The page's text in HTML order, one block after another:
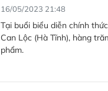
16/05/2023 21:48
Tại buổi biểu diễn chính
Can Lộc (Hà Tĩnh), hàng
phẩm.